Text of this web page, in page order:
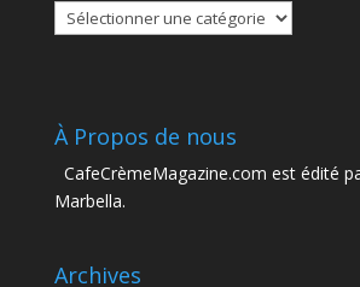
Catégories
À Propos de nous
CafeCrèmeMagazine.com est édité
Marbella.
Archives